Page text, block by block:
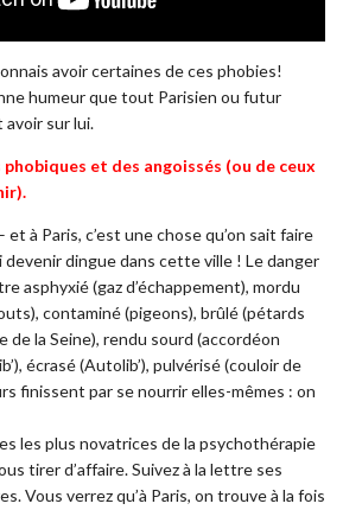
avoir certaines de ces phobies!
humeur que tout Parisien ou futur
sur lui.
phobiques et des angoissés (ou de ceux
à Paris, c’est une chose qu’on sait faire
devenir dingue dans cette ville ! Le danger
asphyxié (gaz d’échappement), mordu
contaminé (pigeons), brûlé (pétards
de la Seine), rendu sourd (accordéon
écrasé (Autolib’), pulvérisé (couloir de
finissent par se nourrir elles-mêmes : on
les plus novatrices de la psychothérapie
tirer d’affaire. Suivez à la lettre ses
Vous verrez qu’à Paris, on trouve à la fois